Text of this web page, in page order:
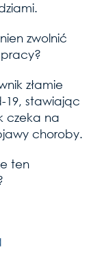
zwolnić
złamie
19, stawiając
czeka na
choroby.
ten